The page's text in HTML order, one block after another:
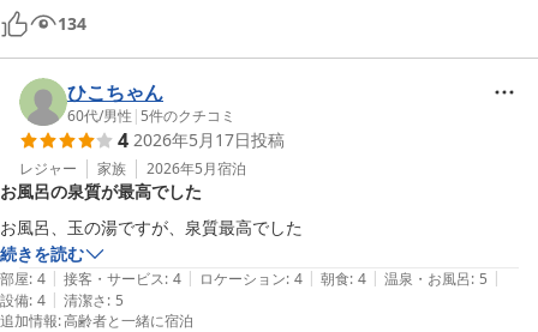
134
ひこちゃん
60代/男性 | 5件のクチコミ
4 2026年5月17日投稿
レジャー 家族 2026年5月宿泊
お風呂の泉質が最高でした
お風呂、玉の湯ですが、泉質最高でした
続きを読む
部屋: 4 | 接客・サービス: 4 | ロケーション: 4 | 朝食: 4 | 温泉・お風呂: 5 |
設備: 4 | 清潔さ: 5
追加情報:高齢者と一緒に宿泊